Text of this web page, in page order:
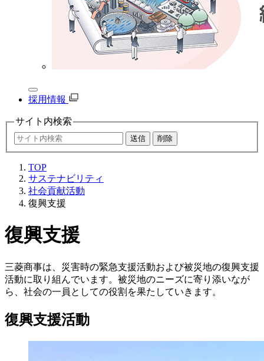
採用情報
サイト内検索
TOP
サステナビリティ
社会貢献活動
復興支援
復興支援
三菱商事は、災害時の緊急支援活動および被災地の復興支援
活動に取り組んでいます。被災地のニーズに寄り添いなが
ら、社会の一員としての役割を果たしていきます。
復興支援活動